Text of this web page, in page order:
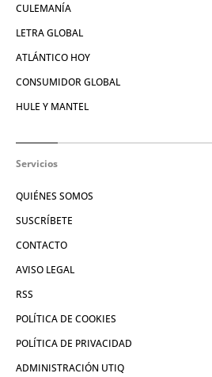
CULEMANÍA
LETRA GLOBAL
ATLÁNTICO HOY
CONSUMIDOR GLOBAL
HULE Y MANTEL
Servicios
QUIÉNES SOMOS
SUSCRÍBETE
CONTACTO
AVISO LEGAL
RSS
POLÍTICA DE COOKIES
POLÍTICA DE PRIVACIDAD
ADMINISTRACIÓN UTIQ